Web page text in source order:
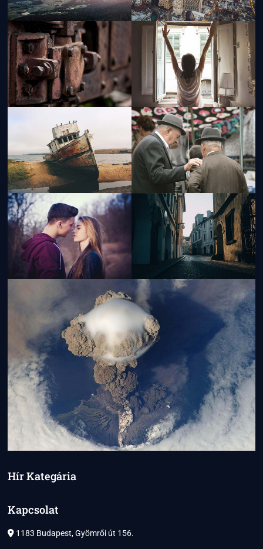
Hír Kategária
Kapcsolat
1183 Budapest, Gyömrői út 156.